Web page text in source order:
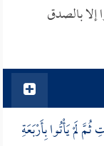
إلا بالصدق
لَمْ يَأْتُوا بِأَرْبَعَةِ